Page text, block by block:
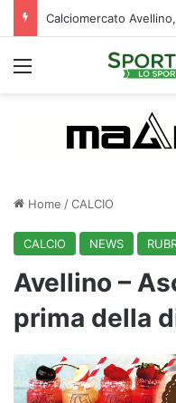
Menu
Home /CALCIO
CALCIO NEWS
Avellino –
prima della